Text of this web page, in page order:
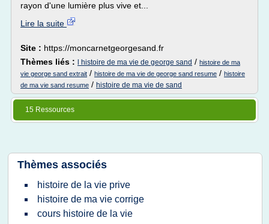
rayon d'une lumière plus vive et...
Lire la suite
Site : https://moncarnetgeorgesand.fr
Thèmes liés :
l histoire de ma vie de george sand / histoire de ma
vie george sand extrait / histoire de ma vie de george sand resume / histoire
de ma vie sand resume / histoire de ma vie de sand
15 Ressources
Thèmes associés
histoire de la vie prive
histoire de ma vie corrige
cours histoire de la vie